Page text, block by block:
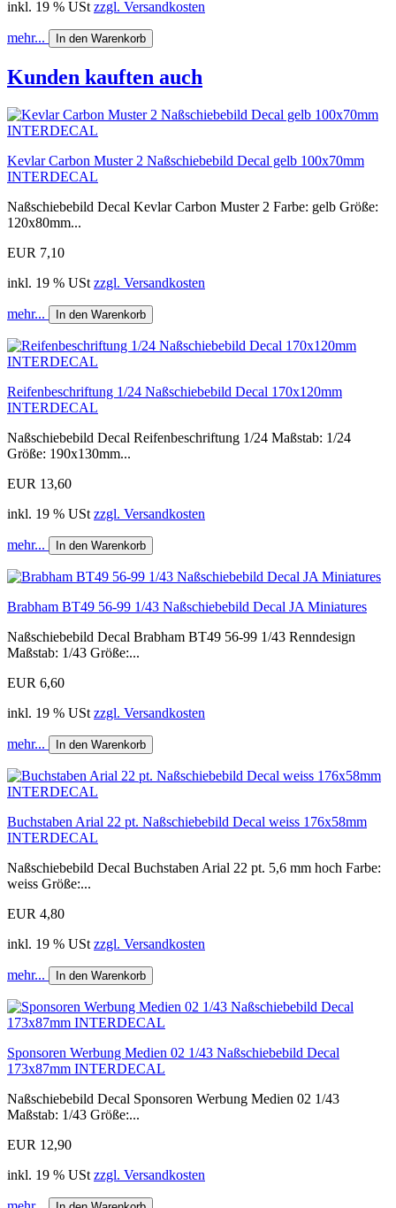
inkl. 19 % USt zzgl. Versandkosten
mehr... In den Warenkorb
Kunden kauften auch
Kevlar Carbon Muster 2 Naßschiebebild Decal gelb 100x70mm
INTERDECAL
Naßschiebebild Decal Kevlar Carbon Muster 2 Farbe: gelb Größe:
120x80mm...
EUR 7,10
inkl. 19 % USt zzgl. Versandkosten
mehr... In den Warenkorb
Reifenbeschriftung 1/24 Naßschiebebild Decal 170x120mm
INTERDECAL
Naßschiebebild Decal Reifenbeschriftung 1/24 Maßstab: 1/24
Größe: 190x130mm...
EUR 13,60
inkl. 19 % USt zzgl. Versandkosten
mehr... In den Warenkorb
Brabham BT49 56-99 1/43 Naßschiebebild Decal JA Miniatures
Naßschiebebild Decal Brabham BT49 56-99 1/43 Renndesign
Maßstab: 1/43 Größe:...
EUR 6,60
inkl. 19 % USt zzgl. Versandkosten
mehr... In den Warenkorb
Buchstaben Arial 22 pt. Naßschiebebild Decal weiss 176x58mm
INTERDECAL
Naßschiebebild Decal Buchstaben Arial 22 pt. 5,6 mm hoch Farbe:
weiss Größe:...
EUR 4,80
inkl. 19 % USt zzgl. Versandkosten
mehr... In den Warenkorb
Sponsoren Werbung Medien 02 1/43 Naßschiebebild Decal
173x87mm INTERDECAL
Naßschiebebild Decal Sponsoren Werbung Medien 02 1/43
Maßstab: 1/43 Größe:...
EUR 12,90
inkl. 19 % USt zzgl. Versandkosten